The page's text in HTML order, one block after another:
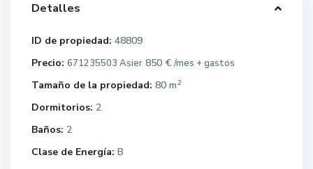
Detalles
ID de propiedad: 48809
Precio: 671235503 Asier 850 € /mes + gastos
Tamaño de la propiedad: 80 m2
Dormitorios: 2
Baños: 2
Clase de Energía: B